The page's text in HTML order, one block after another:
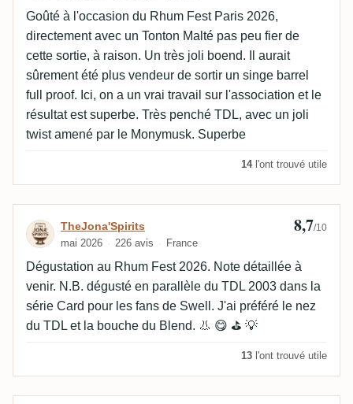
Goûté à l'occasion du Rhum Fest Paris 2026,
directement avec un Tonton Malté pas peu fier de
cette sortie, à raison. Un très joli boend. Il aurait
sûrement été plus vendeur de sortir un singe barrel
full proof. Ici, on a un vrai travail sur l'association et le
résultat est superbe. Très penché TDL, avec un joli
twist amené par le Monymusk. Superbe
14l'ont trouvé utile
Avis de TheJona'Spirits
TheJona'Spirits
mai 2026 226 avis France
8,7/10
Dégustation au Rhum Fest 2026. Note détaillée à
venir. N.B. dégusté en parallèle du TDL 2003 dans la
série Card pour les fans de Swell. J'ai préféré le nez
du TDL et la bouche du Blend. 👃 😋 ⛳ 💡
13 l'ont trouvé utile